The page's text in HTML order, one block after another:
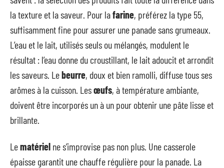
la texture et la saveur. Pour lafarine, préférez la type 55,
suffisamment fine pour assurer une panade sans grumeaux.
L’eau et le lait, utilisés seuls ou mélangés, modulent le
résultat : l’eau donne du croustillant, le lait adoucit et arrondit
les saveurs. Lebeurre, doux et bien ramolli, diffuse tous ses
arômes à la cuisson. Lesœufs, à température ambiante,
doivent être incorporés un à un pour obtenir une pâte lisse et
brillante.
Lematériel ne s’improvise pas non plus. Une casserole
épaisse garantit une chauffe régulière pour la panade. La